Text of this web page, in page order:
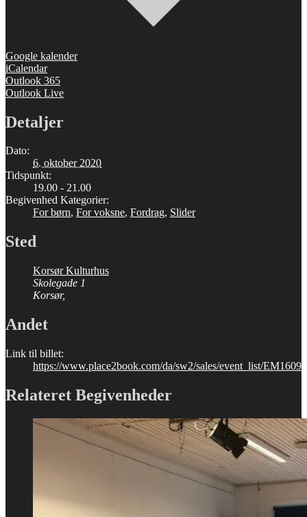
Google kalender
iCalendar
Outlook 365
Outlook Live
Detaljer
Dato:
6. oktober 2020
Tidspunkt:
19.00 - 21.00
Begivenhed Kategorier:
For børn, For voksne, Fordrag, Slider
Sted
Korsør Kulturhus
Skolegade 1
Korsør,
Andet
Link til billet:
https://www.place2book.com/da/sw2/sales/event_list/EM1609
Relateret Begivenheder